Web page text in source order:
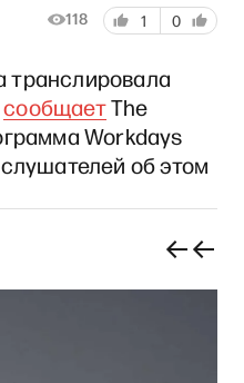
118 1 0
транслировала
сообщаетThe
Workdays
об этом